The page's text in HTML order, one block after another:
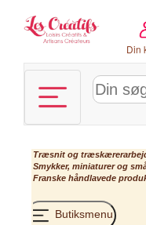
Din
Træsnit og
Smykker, miniaturer og
Franske håndlavede
Butiksmenu